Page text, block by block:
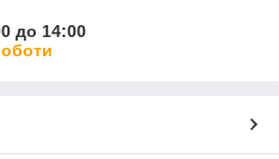
до 14:00